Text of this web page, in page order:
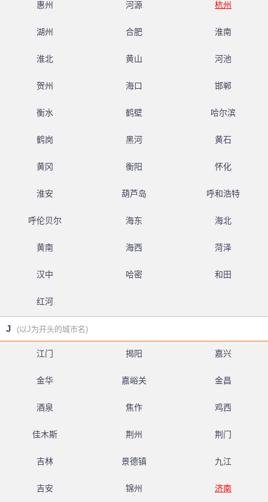
惠州 河源 杭州
湖州 合肥 淮南
淮北 黄山 河池
贺州 海口 邯郸
衡水 鹤壁 哈尔滨
鹤岗 黑河 黄石
黄冈 衡阳 怀化
淮安 葫芦岛 呼和浩特
呼伦贝尔 海东 海北
黄南 海西 菏泽
汉中 哈密 和田
红河
J (以J为开头的城市名)
江门 揭阳 嘉兴
金华 嘉峪关 金昌
酒泉 焦作 鸡西
佳木斯 荆州 荆门
吉林 景德镇 九江
吉安 锦州 济南